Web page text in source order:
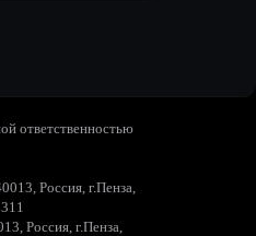
ответственностью
Россия, г.Пенза,
Россия, г.Пенза,